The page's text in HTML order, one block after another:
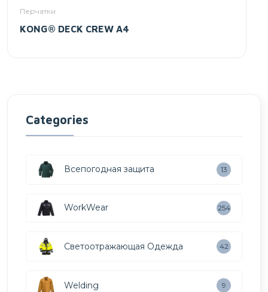
Перчатки
KONG® DECK CREW A4
Categories
Всепогодная защита 13
WorkWear 254
Светоотражающая Одежда 42
Welding 9